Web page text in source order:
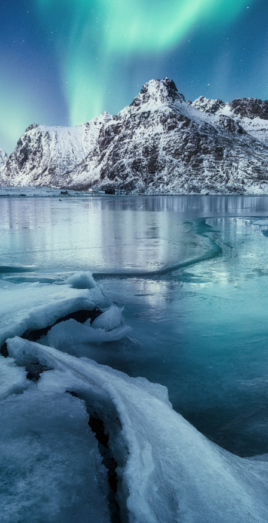
SÄHKÖPOSTI
OSOITE
Lyijykatu 7, 05800 Hyvinkää
LINKIT
ETUSIVU
TUOTTEET
HUOLTO
---
VANTAA
ESPOO
TUUSULA
RIIHIMÄKI
OTA YHTEYTTÄ